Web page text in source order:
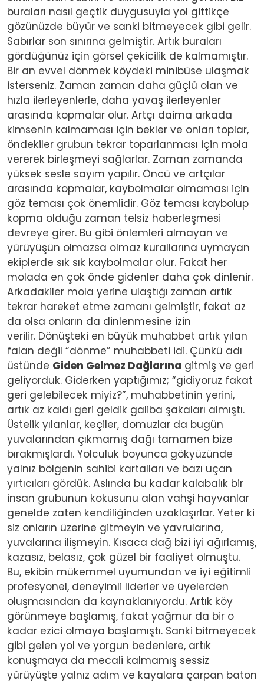
buraları nasıl geçtik duygusuyla yol gittikçe
gözünüzde büyür ve sanki bitmeyecek gibi gelir.
Sabırlar son sınırına gelmiştir. Artık buraları
gördüğünüz için görsel çekicilik de kalmamıştır.
Bir an evvel dönmek köydeki minibüse ulaşmak
isterseniz. Zaman zaman daha güçlü olan ve
hızla ilerleyenlerle, daha yavaş ilerleyenler
arasında kopmalar olur. Artçı daima arkada
kimsenin kalmaması için bekler ve onları toplar,
öndekiler grubun tekrar toparlanması için mola
vererek birleşmeyi sağlarlar. Zaman zamanda
yüksek sesle sayım yapılır. Öncü ve artçılar
arasında kopmalar, kaybolmalar olmaması için
göz teması çok önemlidir. Göz teması kaybolup
kopma olduğu zaman telsiz haberleşmesi
devreye girer. Bu gibi önlemleri almayan ve
yürüyüşün olmazsa olmaz kurallarına uymayan
ekiplerde sık sık kaybolmalar olur. Fakat her
molada en çok önde gidenler daha çok dinlenir.
Arkadakiler mola yerine ulaştığı zaman artık
tekrar hareket etme zamanı gelmiştir, fakat az
da olsa onların da dinlenmesine izin
verilir. Dönüşteki en büyük muhabbet artık yılan
falan değil “dönme” muhabbeti idi. Çünkü adı
üstünde Giden Gelmez Dağlarına gitmiş ve geri
geliyorduk. Giderken yaptığımız; “gidiyoruz fakat
geri gelebilecek miyiz?”, muhabbetinin yerini,
artık az kaldı geri geldik galiba şakaları almıştı.
Üstelik yılanlar, keçiler, domuzlar da bugün
yuvalarından çıkmamış dağı tamamen bize
bırakmışlardı. Yolculuk boyunca gökyüzünde
yalnız bölgenin sahibi kartalları ve bazı uçan
yırtıcıları gördük. Aslında bu kadar kalabalık bir
insan grubunun kokusunu alan vahşi hayvanlar
genelde zaten kendiliğinden uzaklaşırlar. Yeter ki
siz onların üzerine gitmeyin ve yavrularına,
yuvalarına ilişmeyin. Kısaca dağ bizi iyi ağırlamış,
kazasız, belasız, çok güzel bir faaliyet olmuştu.
Bu, ekibin mükemmel uyumundan ve iyi eğitimli
profesyonel, deneyimli liderler ve üyelerden
oluşmasından da kaynaklanıyordu. Artık köy
görünmeye başlamış, fakat yağmur da bir o
kadar ezici olmaya başlamıştı. Sanki bitmeyecek
gibi gelen yol ve yorgun bedenlere, artık
konuşmaya da mecali kalmamış sessiz
yürüyüşte yalnız adım ve kayalara çarpan baton